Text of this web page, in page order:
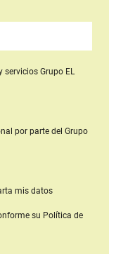
serviciosGrupo EL
por parte del Grupo
mis datos
su Política de